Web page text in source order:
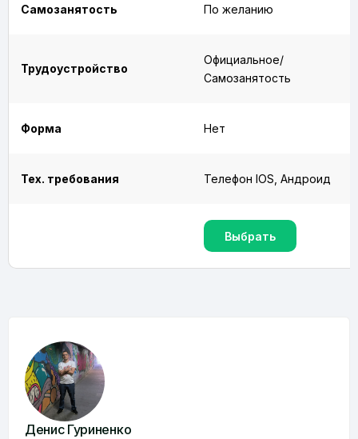
Самозанятость По желанию
Трудоустройство
Официальное/
Самозанятость
Форма Нет
Тех. требования Телефон IOS, Андроид
Выбрать
Денис Гуриненко